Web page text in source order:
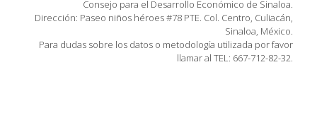
Consejo para el Desarrollo Económico de Sinaloa.
Dirección: Paseo niños héroes #78 PTE. Col. Centro, Culiacán,
Sinaloa, México.
Para dudas sobre los datos o metodología utilizada por favor
llamar al TEL: 667-712-82-32.